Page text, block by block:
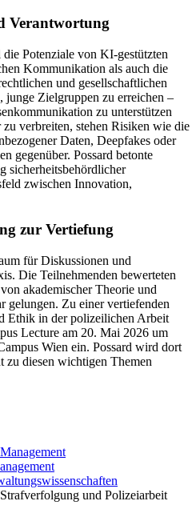
Verantwortung
Potenziale von KI-gestützten
Kommunikation als auch die
und gesellschaftlichen
junge Zielgruppen zu erreichen –
zu unterstützen
verbreiten, stehen Risiken wie die
Daten, Deepfakes oder
gegenüber. Possard betonte
sicherheitsbehördlicher
zwischen Innovation,
zur Vertiefung
für Diskussionen und
Die Teilnehmenden bewerteten
akademischer Theorie und
gelungen. Zu einer vertiefenden
Ethik in der polizeilichen Arbeit
Lecture am 20. Mai 2026 um
Wien ein. Possard wird dort
zu diesen wichtigen Themen
und Polizeiarbeit